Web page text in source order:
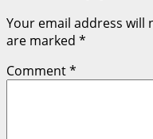
Your email address will
are marked *
Comment*